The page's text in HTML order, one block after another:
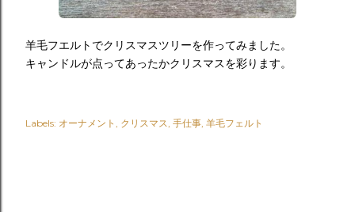
羊毛フエルトでクリスマスツリーを作ってみました。
キャンドルが点ってあったかクリスマスを彩ります。
Labels: オーナメント クリスマス 手仕事 羊毛フェルト